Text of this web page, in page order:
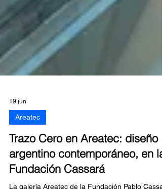
19 jun
Areatec
Trazo Cero en Areatec: diseño
argentino contemporáneo, en la